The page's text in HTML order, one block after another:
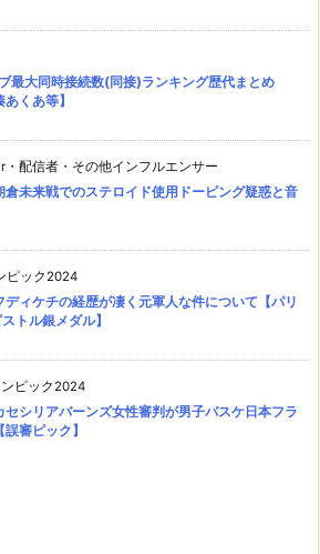
最大同時接続数(同接)ランキング歴代まとめ
くあ等】
・配信者・その他インフルエンサー
倉未来戦でのステロイド使用ドーピング疑惑と音
ピック2024
ディケチの経歴が凄く元軍人な件について【パリ
トル銀メダル】
ピック2024
セシリアバーンズ女性審判が男子バスケ日本フラ
審ピック】